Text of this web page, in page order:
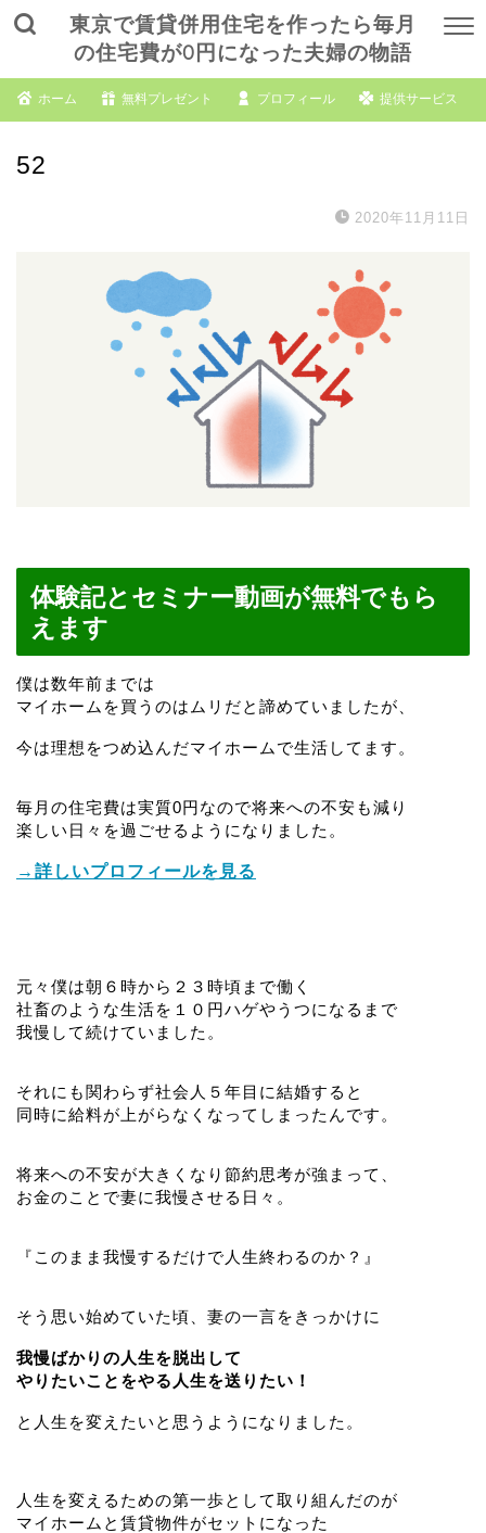
東京で賃貸併用住宅を作ったら毎月
の住宅費が0円になった夫婦の物語
ホーム 無料プレゼント プロフィール 提供サービス
52
2020年11月11日
体験記とセミナー動画が無料でもら
えます
僕は数年前までは
マイホームを買うのはムリだと諦めていましたが、
今は理想をつめ込んだマイホームで生活してます。
毎月の住宅費は実質0円なので将来への不安も減り
楽しい日々を過ごせるようになりました。
→詳しいプロフィールを見る
元々僕は朝６時から２３時頃まで働く
社畜のような生活を１０円ハゲやうつになるまで
我慢して続けていました。
それにも関わらず社会人５年目に結婚すると
同時に給料が上がらなくなってしまったんです。
将来への不安が大きくなり節約思考が強まって、
お金のことで妻に我慢させる日々。
『このまま我慢するだけで人生終わるのか？』
そう思い始めていた頃、妻の一言をきっかけに
我慢ばかりの人生を脱出して
やりたいことをやる人生を送りたい！
と人生を変えたいと思うようになりました。
人生を変えるための第一歩として取り組んだのが
マイホームと賃貸物件がセットになった